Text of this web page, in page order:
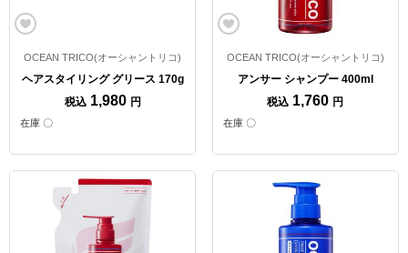
OCEAN TRICO(オーシャントリコ)
ヘアスタイリング グリース 170g
税込 1,980 円
在庫 〇
OCEAN TRICO(オーシャントリコ)
アンサー シャンプー 400ml
税込 1,760 円
在庫 〇